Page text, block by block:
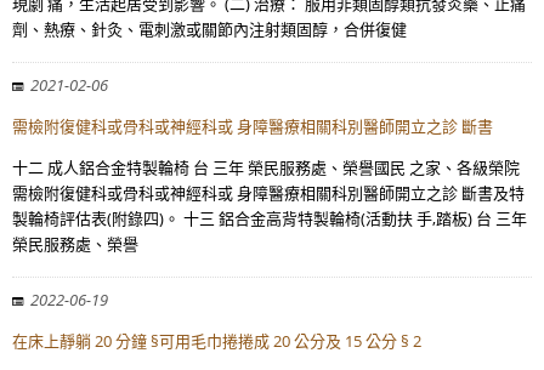
劑、熱療、針灸、電刺激或關節內注射類固醇，合併復健
2021-02-06
需檢附復健科或骨科或神經科或 身障醫療相關科別醫師開立之診 斷書
十二 成人鋁合金特製輪椅 台 三年 榮民服務處、榮譽國民 之家、各級榮院
需檢附復健科或骨科或神經科或 身障醫療相關科別醫師開立之診 斷書及特
製輪椅評估表(附錄四)。 十三 鋁合金高背特製輪椅(活動扶 手,踏板) 台 三年
榮民服務處、榮譽
2022-06-19
在床上靜躺 20 分鐘 §可用毛巾捲捲成 20 公分及 15 公分 § 2